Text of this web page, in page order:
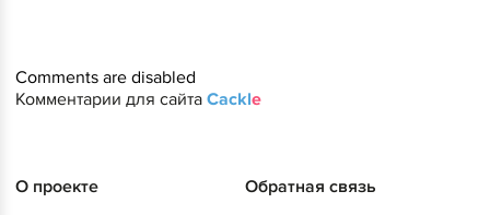
Comments are disabled
Комментарии для сайта Cackle
О проекте
Обратная связь